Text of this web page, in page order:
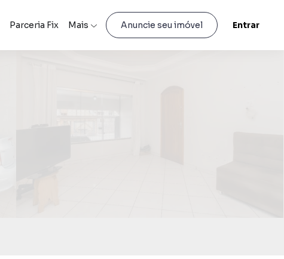
Parceria Fix Mais Anuncie seu imóvel Entrar